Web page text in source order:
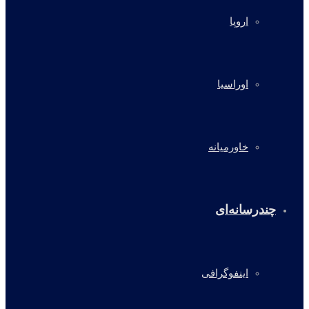
اروپا
اوراسیا
خاورمیانه
چندرسانه‌ای
اینفوگرافی